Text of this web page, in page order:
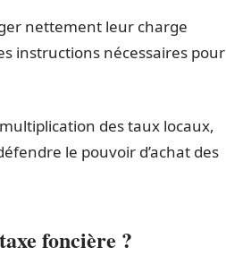
nettement leur charge
instructions nécessaires pour
des taux locaux,
le pouvoir d’achat des
foncière ?